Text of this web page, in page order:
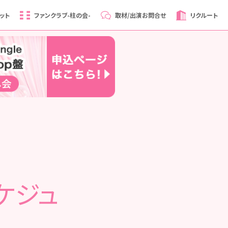
ト ファンクラブ-柱の会- 取材/出演お問合せ リクルート
ジュ